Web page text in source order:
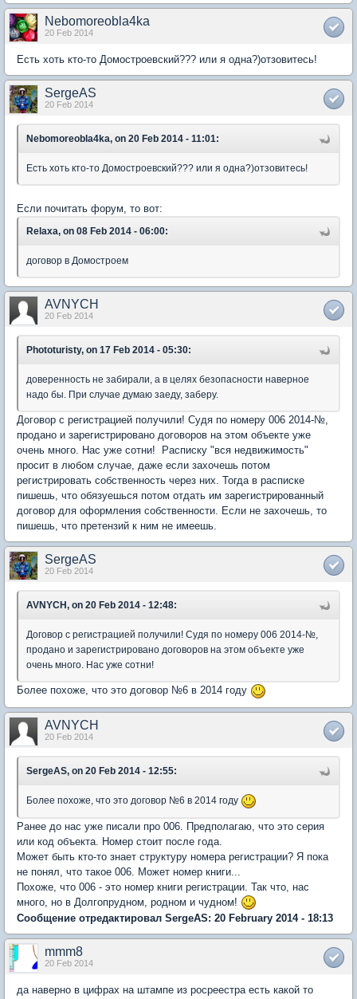
Nebomoreobla4ka
20 Feb 2014
Есть хоть кто-то Домостроевский??? или я одна?)отзовитесь!
SergeAS
20 Feb 2014
Nebomoreobla4ka, on 20 Feb 2014 - 11:01:
Есть хоть кто-то Домостроевский??? или я одна?)отзовитесь!
Если почитать форум, то вот:
Relaxa, on 08 Feb 2014 - 06:00:
договор в Домостроем
AVNYCH
20 Feb 2014
Phototuristy, on 17 Feb 2014 - 05:30:
доверенность не забирали, а в целях безопасности наверное
надо бы. При случае думаю заеду, заберу.
Договор с регистрацией получили! Судя по номеру 006 2014-№,
продано и зарегистрировано договоров на этом объекте уже
очень много. Нас уже сотни! Расписку "вся недвижимость"
просит в любом случае, даже если захочешь потом
регистрировать собственность через них. Тогда в расписке
пишешь, что обязуешься потом отдать им зарегистрированный
договор для оформления собственности. Если не захочешь, то
пишешь, что претензий к ним не имеешь.
SergeAS
20 Feb 2014
AVNYCH, on 20 Feb 2014 - 12:48:
Договор с регистрацией получили! Судя по номеру 006 2014-№,
продано и зарегистрировано договоров на этом объекте уже
очень много. Нас уже сотни!
Более похоже, что это договор №6 в 2014 году
AVNYCH
20 Feb 2014
SergeAS, on 20 Feb 2014 - 12:55:
Более похоже, что это договор №6 в 2014 году
Ранее до нас уже писали про 006. Предполагаю, что это серия
или код объекта. Номер стоит после года.
Может быть кто-то знает структуру номера регистрации? Я пока
не понял, что такое 006. Может номер книги...
Похоже, что 006 - это номер книги регистрации. Так что, нас
много, но в Долгопрудном, родном и чудном!
Сообщение отредактировал SergeAS: 20 February 2014 - 18:13
mmm8
20 Feb 2014
да наверно в цифрах на штампе из росреестра есть какой то